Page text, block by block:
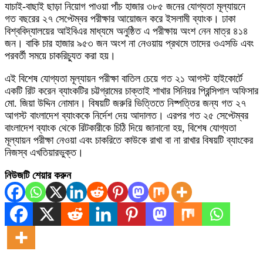
যাচাই-বাছাই ছাড়া নিয়োগ পাওয়া পাঁচ হাজার ৩৮৫ জনের যোগ্যতা মূল্যায়নে
গত বছরের ২৭ সেপ্টেম্বর পরীক্ষার আয়োজন করে ইসলামী ব্যাংক। ঢাকা
বিশ্ববিদ্যালয়ের আইবিএর মাধ্যমে অনুষ্ঠিত এ পরীক্ষায় অংশ নেন মাত্র ৪১৪
জন। বাকি চার হাজার ৯৫৩ জন অংশ না নেওয়ায় প্রথমে তাদের ওএসডি এবং
পরবর্তী সময়ে চাকরিচ্যুত করা হয়।
এই বিশেষ যোগ্যতা মূল্যায়ন পরীক্ষা বাতিল চেয়ে গত ২১ আগস্ট হাইকোর্টে
একটি রিট করেন ব্যাংকটির চট্টগ্রামের চাক্তাই শাখার সিনিয়র প্রিন্সিপাল অফিসার
মো. জিয়া উদ্দিন নোমান। বিষয়টি জরুরি ভিত্তিতে নিষ্পত্তির জন্য গত ২৭
আগস্ট বাংলাদেশ ব্যাংককে নির্দেশ দেয় আদালত। এরপর গত ২৫ সেপ্টেম্বর
বাংলাদেশ ব্যাংক থেকে রিটকারীকে চিঠি দিয়ে জানানো হয়, বিশেষ যোগ্যতা
মূল্যায়ন পরীক্ষা নেওয়া এবং চাকরিতে কাউকে রাখা বা না রাখার বিষয়টি ব্যাংকের
নিজস্ব এখতিয়ারভুক্ত।
নিউজটি শেয়ার করুন